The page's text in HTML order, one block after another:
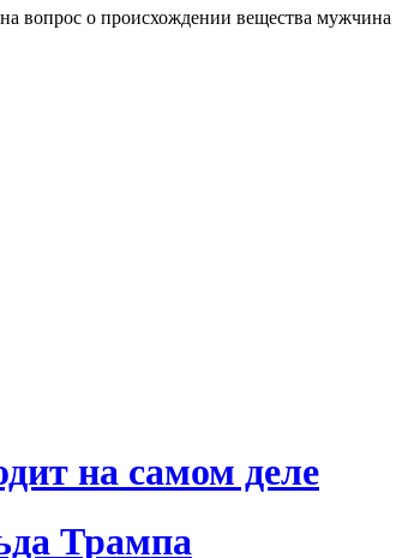
вопрос о происхождении вещества мужчина
на самом деле
Трампа